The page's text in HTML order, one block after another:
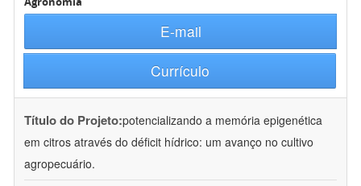
E-mail
Currículo
Título do Projeto:potencializando a memória epigenética
em citros através do déficit hídrico: um avanço no cultivo
agropecuário.